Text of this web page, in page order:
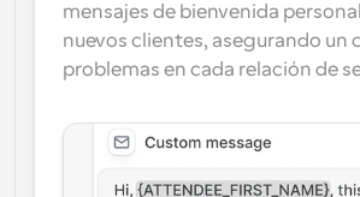
mensajes de bienvenida
nuevos clientes, asegurando un
problemas en cada relación de